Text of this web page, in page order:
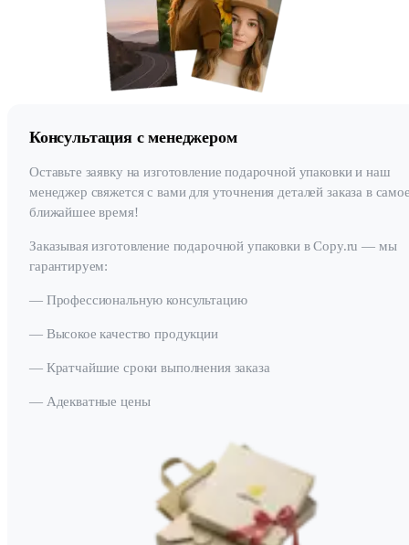
Консультация с менеджером
Оставьте заявку на изготовление подарочной упаковки и наш
менеджер свяжется с вами для уточнения деталей заказа в
ближайшее время!
Заказывая изготовление подарочной упаковки в Copy.ru — мы
гарантируем:
— Профессиональную консультацию
— Высокое качество продукции
— Кратчайшие сроки выполнения заказа
— Адекватные цены